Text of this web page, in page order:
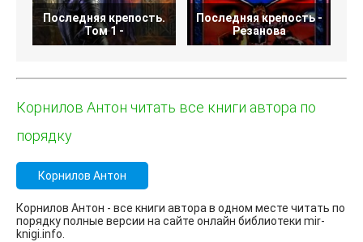
Последняя крепость.
Том 1 -
Последняя крепость -
Резанова
Корнилов Антон читать все книги автора по
порядку
Корнилов Антон
Корнилов Антон - все книги автора в одном месте читать по
порядку полные версии на сайте онлайн библиотеки mir-
knigi.info.